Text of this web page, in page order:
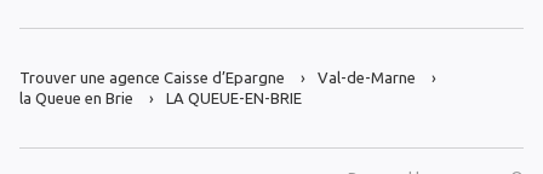
Trouver une agence Caisse d’Epargne
Val-de-Marne
la Queue en Brie
LA QUEUE-EN-BRIE